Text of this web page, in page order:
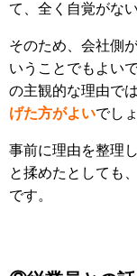
て、全く自覚がな
そのため、会社側
いうことでもよい
の主観的な理由では
げた方がよいでし
事前に理由を整理
と揉めたとしても
です。